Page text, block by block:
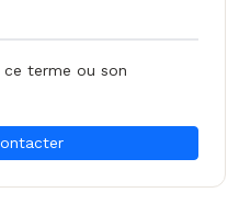
ce terme ou son